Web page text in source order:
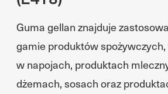
Guma gellan znajduje
gamie produktów
w napojach, produktach
dżemach, sosach oraz